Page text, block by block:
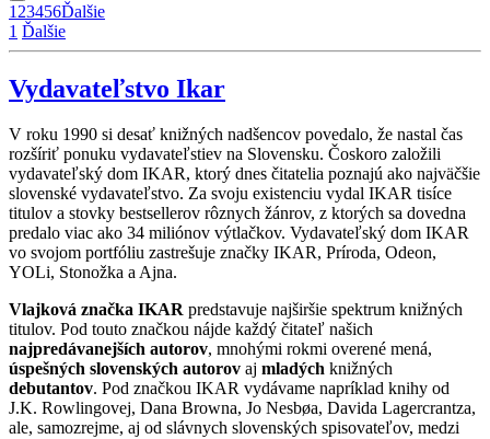
1 23456Ďalšie
1 Ďalšie
Vydavateľstvo Ikar
V roku 1990 si desať knižných nadšencov povedalo, že nastal čas
rozšíriť ponuku vydavateľstiev na Slovensku. Čoskoro založili
vydavateľský dom IKAR, ktorý dnes čitatelia poznajú ako najväčšie
slovenské vydavateľstvo. Za svoju existenciu vydal IKAR tisíce
titulov a stovky bestsellerov rôznych žánrov, z ktorých sa dovedna
predalo viac ako 34 miliónov výtlačkov. Vydavateľský dom IKAR
vo svojom portfóliu zastrešuje značky IKAR, Príroda, Odeon,
YOLi, Stonožka a Ajna.
Vlajková značka IKAR predstavuje najširšie spektrum knižných
titulov. Pod touto značkou nájde každý čitateľ našich
najpredávanejších autorov, mnohými rokmi overené mená,
úspešných slovenských autorov aj mladých knižných
debutantov. Pod značkou IKAR vydávame napríklad knihy od
J.K. Rowlingovej, Dana Browna, Jo Nesbøa, Davida Lagercrantza,
ale, samozrejme, aj od slávnych slovenských spisovateľov, medzi